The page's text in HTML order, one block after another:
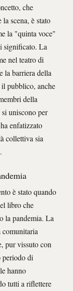
che
scena, è stato
la "quinta voce"
significato. La
nel teatro di
la barriera della
pubblico, anche
della
uniscono per
enfatizzato
collettiva sia
è stato quando
libro che
la pandemia. La
comunitaria
pur vissuto con
periodo di
hanno
tutti a riflettere